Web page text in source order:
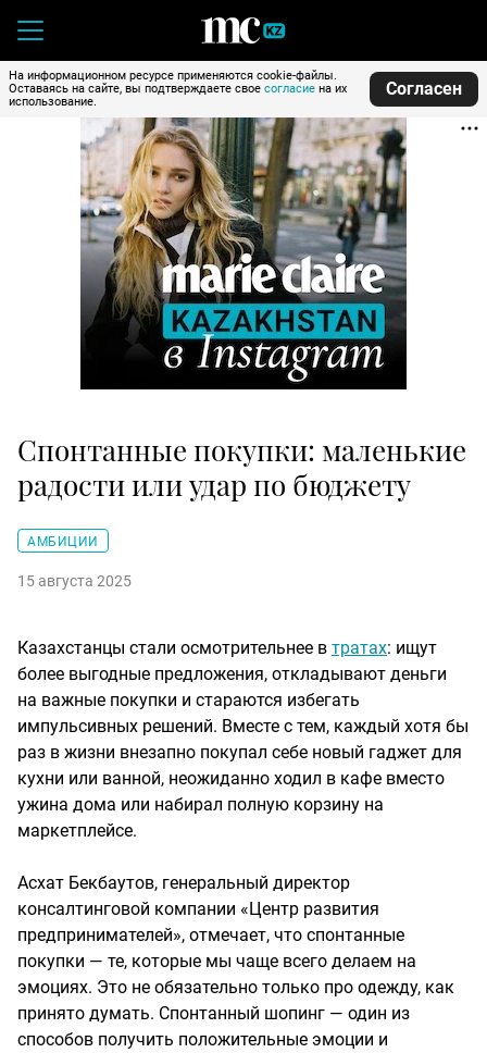
На информационном ресурсе применяются cookie-файлы.
Оставаясь на сайте, вы подтверждаете свое согласие на их
использование.
Согласен
Спонтанные покупки: маленькие
радости или удар по бюджету
АМБИЦИИ
15 августа 2025
Казахстанцы стали осмотрительнее в тратах: ищут
более выгодные предложения, откладывают деньги
на важные покупки и стараются избегать
импульсивных решений. Вместе с тем, каждый хотя бы
раз в жизни внезапно покупал себе новый гаджет для
кухни или ванной, неожиданно ходил в кафе вместо
ужина дома или набирал полную корзину на
маркетплейсе.
Асхат Бекбаутов, генеральный директор
консалтинговой компании «Центр развития
предпринимателей», отмечает, что спонтанные
покупки — те, которые мы чаще всего делаем на
эмоциях. Это не обязательно только про одежду, как
принято думать. Спонтанный шопинг — один из
способов получить положительные эмоции и